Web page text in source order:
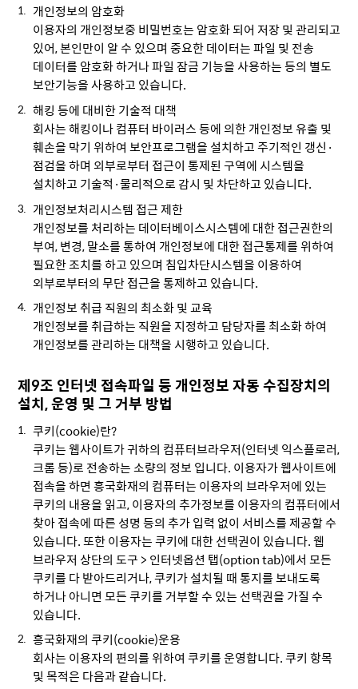
개인정보의 암호화
이용자의 개인정보중 비밀번호는 암호화 되어 저장 및 관리되고
있어, 본인만이 알 수 있으며 중요한 데이터는 파일 및 전송
데이터를 암호화 하거나 파일 잠금 기능을 사용하는 등의 별도
보안기능을 사용하고 있습니다.
해킹 등에 대비한 기술적 대책
회사는 해킹이나 컴퓨터 바이러스 등에 의한 개인정보 유출 및
훼손을 막기 위하여 보안프로그램을 설치하고 주기적인 갱신·
점검을 하며 외부로부터 접근이 통제된 구역에 시스템을
설치하고 기술적·물리적으로 감시 및 차단하고 있습니다.
개인정보처리시스템 접근 제한
개인정보를 처리하는 데이터베이스시스템에 대한 접근권한의
부여, 변경, 말소를 통하여 개인정보에 대한 접근통제를 위하여
필요한 조치를 하고 있으며 침입차단시스템을 이용하여
외부로부터의 무단 접근을 통제하고 있습니다.
개인정보 취급 직원의 최소화 및 교육
개인정보를 취급하는 직원을 지정하고 담당자를 최소화 하여
개인정보를 관리하는 대책을 시행하고 있습니다.
제9조 인터넷 접속파일 등 개인정보 자동 수집장치의
설치, 운영 및 그 거부 방법
쿠키(cookie)란?
쿠키는 웹사이트가 귀하의 컴퓨터브라우저(인터넷 익스플로러,
크롬 등)로 전송하는 소량의 정보 입니다. 이용자가 웹사이트에
접속을 하면 흥국화재의 컴퓨터는 이용자의 브라우저에 있는
쿠키의 내용을 읽고, 이용자의 추가정보를 이용자의 컴퓨터에서
찾아 접속에 따른 성명 등의 추가 입력 없이 서비스를 제공할 수
있습니다. 또한 이용자는 쿠키에 대한 선택권이 있습니다. 웹
브라우저 상단의 도구 > 인터넷옵션 탭(option tab)에서 모든
쿠키를 다 받아드리거나, 쿠키가 설치될 때 통지를 보내도록
하거나 아니면 모든 쿠키를 거부할 수 있는 선택권을 가질 수
있습니다.
흥국화재의 쿠키(cookie)운용
회사는 이용자의 편의를 위하여 쿠키를 운영합니다. 쿠키 항목
및 목적은 다음과 같습니다.